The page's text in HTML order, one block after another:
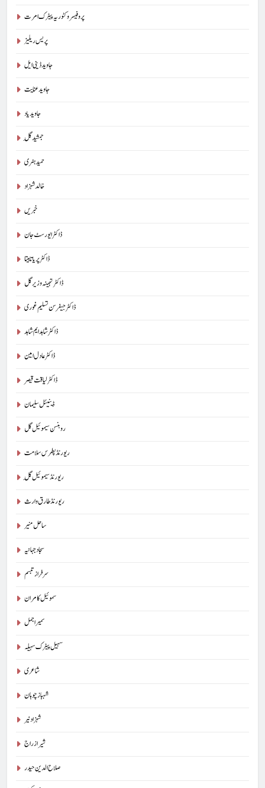
پروفیسر وکٹوریہ پیٹرک امرت
پریس ریلیز
جاوید ڈینی ایل
جاوید عنایت
جاوید یاد
جمشید گِل
حمید ہنری
خالد شہزاد
خبریں
ڈاکٹر ایورسٹ جان
ڈاکٹر پریا تابیتا
ڈاکٹر تہمینہ وزیر گل
ڈاکٹر جیفرسن تسلیم غوری
ڈاکٹر شاہد ایم شاہد
ڈاکٹر عادل امین
ڈاکٹر لیاقت قیصر
ڈینیئل سلیمان
روبنسن سیموئیل گل
ریورنڈ پطرس سلامت
ریورنڈ سیموئیل گِل
ریورنڈ طارق وارث
ساحل منیر
سجاد جہانیہ
سرفراز تبسم
سموئیل کامران
سمیر اجمل
سہیل پیٹرک سہیلہ
شاعری
شہباز چوہان
شہزاد نیر
شیراز راج
صلاح الدین حیدر